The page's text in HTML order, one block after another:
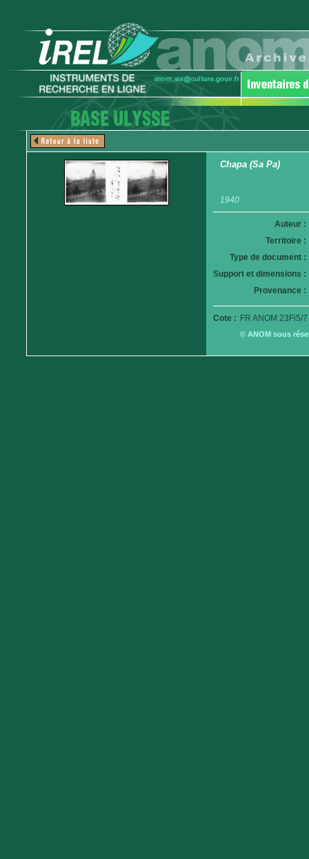
Chapa (Sa Pa)
1940
Auteur :
Territoire :
Type de document :
Support et dimensions :
Provenance :
Cote : FR ANOM 23Fi5/7
© ANOM sous